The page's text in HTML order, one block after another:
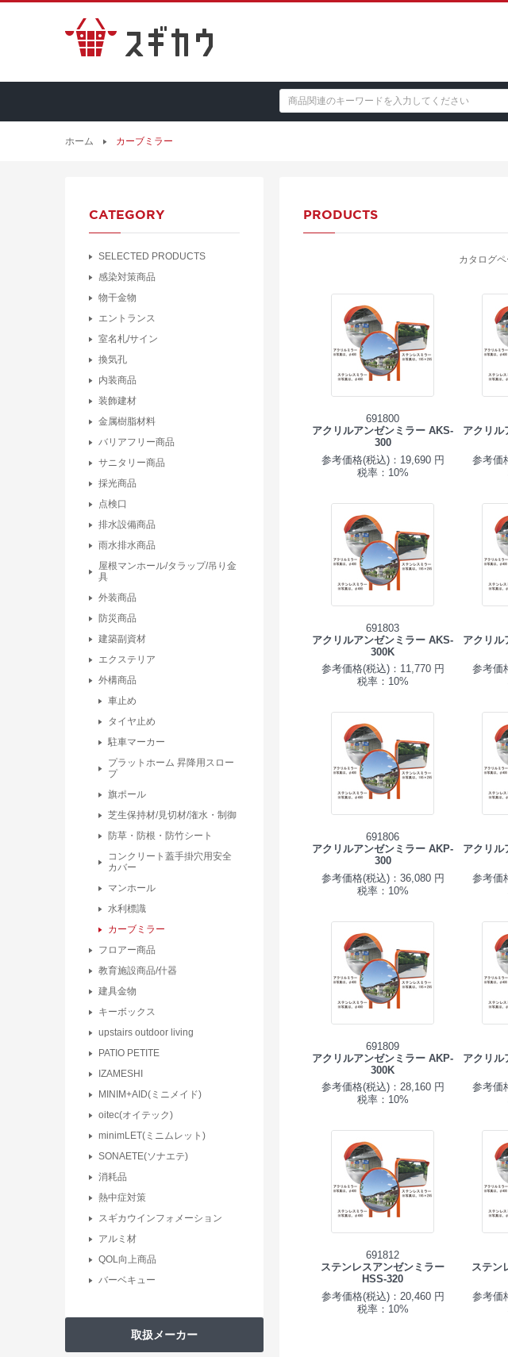
ホーム カーブミラー
PRODUCTS
カタログ
691800
アクリルアンゼンミラー AKS-
300
参考価格(税込)：19,690 円
税率：10%
アクリル
参考価
691803
アクリルアンゼンミラー AKS-
300K
参考価格(税込)：11,770 円
税率：10%
アクリル
参考価
691806
アクリルアンゼンミラー AKP-
300
参考価格(税込)：36,080 円
税率：10%
アクリル
参考価
691809
アクリルアンゼンミラー AKP-
300K
参考価格(税込)：28,160 円
税率：10%
アクリル
参考価
691812
ステンレスアンゼンミラー
HSS-320
参考価格(税込)：20,460 円
税率：10%
ステン
参考価
CATEGORY
SELECTED PRODUCTS
感染対策商品
物干金物
エントランス
室名札/サイン
換気孔
内装商品
装飾建材
金属樹脂材料
バリアフリー商品
サニタリー商品
採光商品
点検口
排水設備商品
雨水排水商品
屋根マンホール/タラップ/吊り金
具
外装商品
防災商品
建築副資材
エクステリア
外構商品
車止め
タイヤ止め
駐車マーカー
プラットホーム 昇降用スロー
プ
旗ポール
芝生保持材/見切材/潅水・制御
防草・防根・防竹シート
コンクリート蓋手掛穴用安全
カバー
マンホール
水利標識
カーブミラー
フロアー商品
教育施設商品/什器
建具金物
キーボックス
upstairs outdoor living
PATIO PETITE
IZAMESHI
MINIM+AID(ミニメイド)
oitec(オイテック)
minimLET(ミニムレット)
SONAETE(ソナエテ)
消耗品
熱中症対策
スギカウインフォメーション
アルミ材
QOL向上商品
バーベキュー
取扱メーカー